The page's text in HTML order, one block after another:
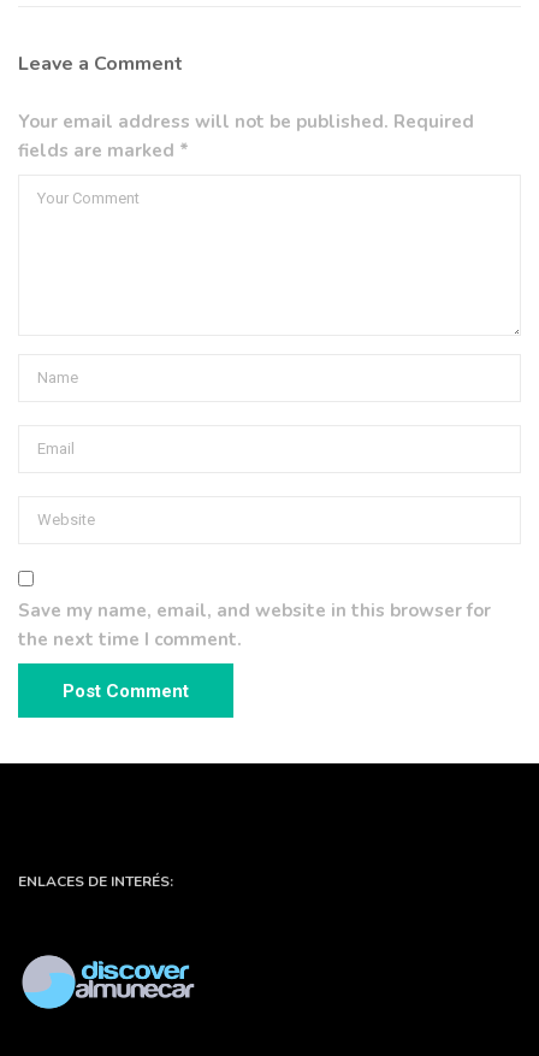
Leave a Comment
Your email address will not be published. Required
fields are marked *
Save my name, email, and website in this browser for
the next time I comment.
ENLACES DE INTERÉS: